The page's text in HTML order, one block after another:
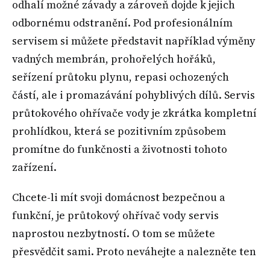
odhalí možné závady a zároveň dojde k jejich
odbornému odstranění. Pod profesionálním
servisem si můžete představit například výměny
vadných membrán, prohořelých hořáků,
seřízení průtoku plynu, repasi ochozených
částí, ale i promazávání pohyblivých dílů. Servis
průtokového ohřívače vody je zkrátka kompletní
prohlídkou, která se pozitivním způsobem
promítne do funkčnosti a životnosti tohoto
zařízení.
Chcete-li mít svoji domácnost bezpečnou a
funkční, je průtokový ohřívač vody servis
naprostou nezbytností. O tom se můžete
přesvědčit sami. Proto neváhejte a nalezněte ten